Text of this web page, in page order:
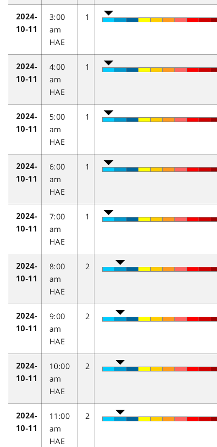
2024-
10-11
3:00
am
HAE
1
2024-
10-11
4:00
am
HAE
1
2024-
10-11
5:00
am
HAE
1
2024-
10-11
6:00
am
HAE
1
2024-
10-11
7:00
am
HAE
1
2024-
10-11
8:00
am
HAE
2
2024-
10-11
9:00
am
HAE
2
2024-
10-11
10:00
am
HAE
2
2024-
10-11
11:00
am
HAE
2